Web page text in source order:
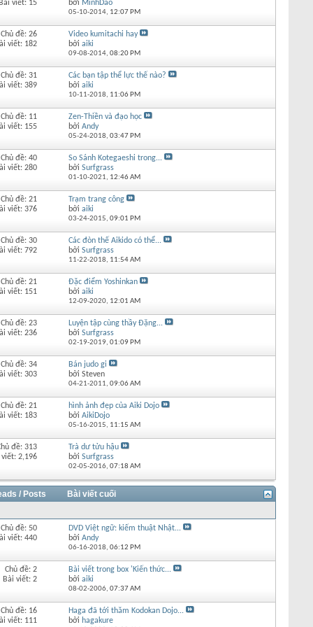
Bài viết: 15
bởi MinhDao
05-10-2014, 12:07 PM
Chủ đề: 26
viết: 182
Video kumitachi hay
bởi aiki
09-08-2014, 08:20 PM
Chủ đề: 31
viết: 389
Các bạn tập thể lực thế nào?
bởi aiki
10-11-2018, 11:06 PM
Chủ đề: 11
viết: 155
Zen-Thiền và đạo học
bởi Andy
05-24-2018, 03:47 PM
Chủ đề: 40
viết: 280
So Sánh Kotegaeshi trong...
bởi Surfgrass
01-10-2021, 12:46 AM
Chủ đề: 21
viết: 376
Trạm trang công
bởi aiki
03-24-2015, 09:01 PM
Chủ đề: 30
viết: 792
Các đòn thế Aikido có thể...
bởi Surfgrass
11-22-2018, 11:54 AM
Chủ đề: 21
viết: 151
Đặc điểm Yoshinkan
bởi aiki
12-09-2020, 12:01 AM
Chủ đề: 23
viết: 236
Luyện tập cùng thầy Đặng...
bởi Surfgrass
02-19-2019, 01:09 PM
Chủ đề: 34
viết: 303
Bán judo gi
bởi Steven
04-21-2011, 09:06 AM
Chủ đề: 21
viết: 183
hình ảnh đẹp của Aiki Dojo
bởi AikiDojo
05-16-2015, 11:15 AM
đề: 313
viết: 2,196
Trà dư tửu hậu
bởi Surfgrass
02-05-2016, 07:18 AM
/ Posts
Bài viết cuối
Chủ đề: 50
viết: 440
DVD Việt ngữ: kiếm thuật Nhật...
bởi Andy
06-16-2018, 06:12 PM
Chủ đề: 2
Bài viết: 2
Bài viết trong box 'Kiến thức...
bởi aiki
08-02-2006, 07:37 AM
Chủ đề: 16
viết: 111
Haga đã tới thăm Kodokan Dojo...
bởi hagakure